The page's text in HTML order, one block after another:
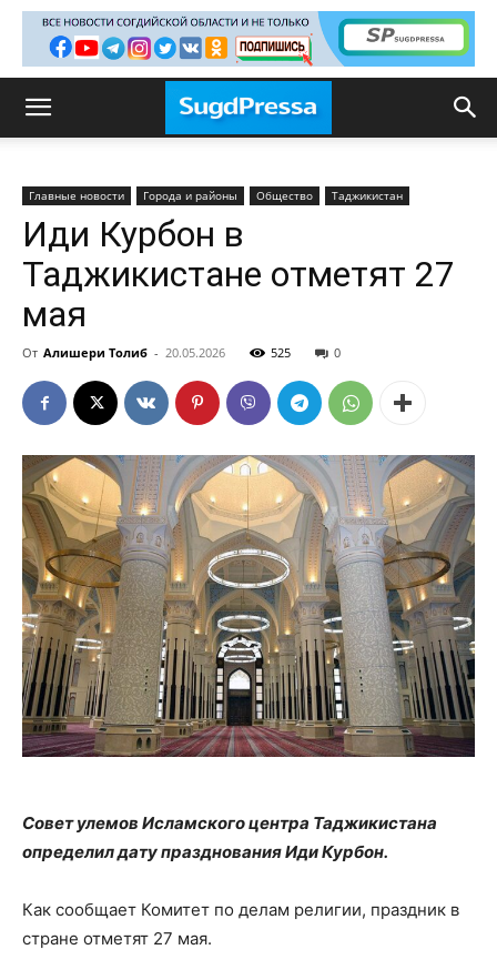
Главные новости Города и районы Общество Таджикистан
Иди Курбон в
Таджикистане отметят 27
мая
От Алишери Толиб - 20.05.2026 525 0
Совет улемов Исламского центра Таджикистана
определил дату празднования Иди Курбон.
Как сообщает Комитет по делам религии, праздник в
стране отметят 27 мая.